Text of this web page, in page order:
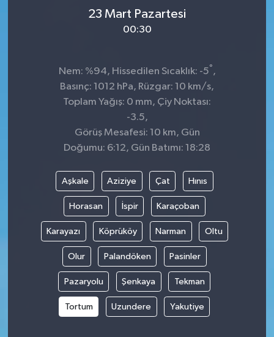
23 Mart Pazartesi
00:30
Nem: %94, Hissedilen Sıcaklık: -5° ,
Basınç: 1012 hPa, Rüzgar: 10 km/s,
Toplam Yağış: 0 mm, Çiy Noktası:
-3.5,
Görüş Mesafesi: 10 km, Gün
Doğumu: 6:12, Gün Batımı: 18:28
Aşkale Aziziye Çat Hınıs
Horasan İspir Karaçoban
Karayazı Köprüköy Narman Oltu
Olur Palandöken Pasinler
Pazaryolu Şenkaya Tekman
Tortum Uzundere Yakutiye